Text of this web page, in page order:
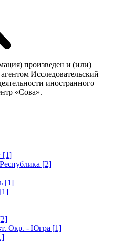
произведен и (или)
Исследовательский
иностранного
«Сова».
[1]
[2]
[1]
Окр. - Югра [1]